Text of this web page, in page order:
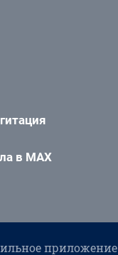
в MAX
приложение